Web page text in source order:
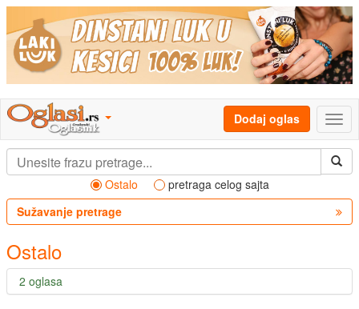
Dodaj oglas
Ostalo
pretraga celog sajta
Sužavanje pretrage
Ostalo
2 oglasa